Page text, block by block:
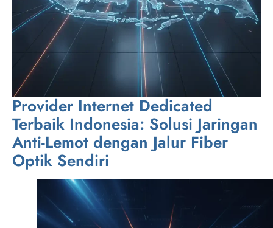
Provider Internet Dedicated
Terbaik Indonesia: Solusi Jaringan
Anti-Lemot dengan Jalur Fiber
Optik Sendiri